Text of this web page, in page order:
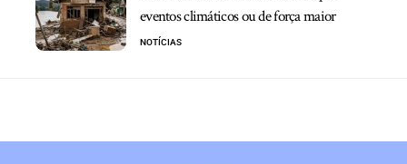
eventos climáticos ou de força maior
NOTÍCIAS